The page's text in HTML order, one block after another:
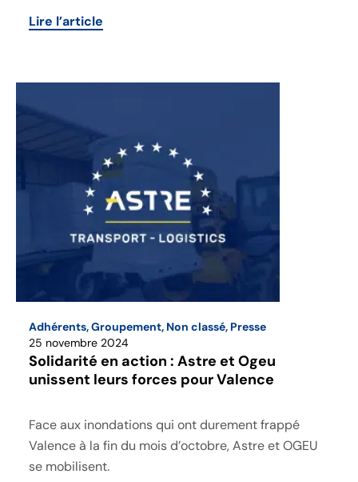
Lire l’article
Adhérents,Groupement, Non classé, Presse
25 novembre 2024
Solidarité en action : Astre et Ogeu
unissent leurs forces pour Valence
Face aux inondations qui ont durement frappé
Valence à la fin du mois d’octobre, Astre et OGEU
se mobilisent.